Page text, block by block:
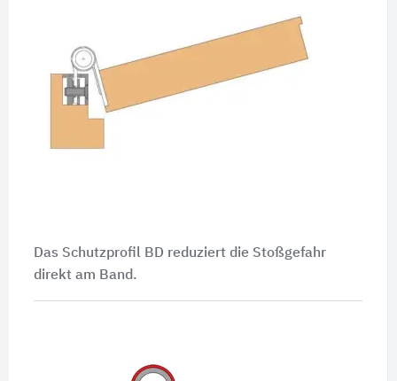
Das Schutzprofil BD reduziert die Stoßgefahr
direkt am Band.